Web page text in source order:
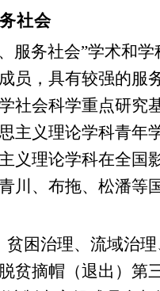
社会
服务社会”学术和
员，具有较强的服
社会科学重点研
主义理论学科青年
义理论学科在全国
川、布拖、松潘
贫困治理、流域治
贫摘帽（退出）第